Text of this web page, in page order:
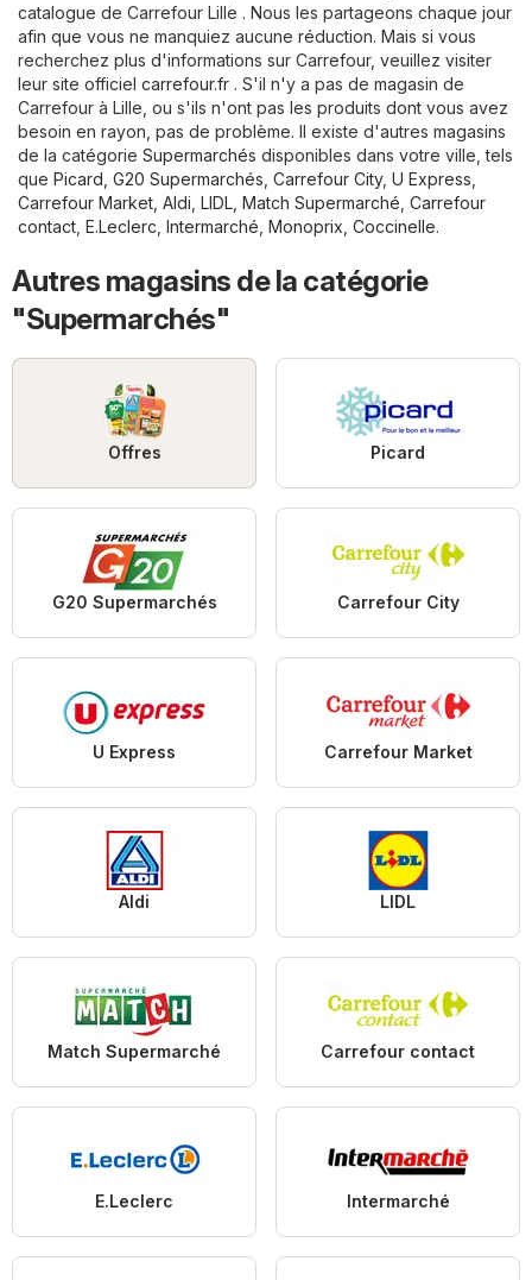
catalogue de Carrefour Lille . Nous les partageons chaque jour
afin que vous ne manquiez aucune réduction. Mais si vous
recherchez plus d'informations sur Carrefour, veuillez visiter
leur site officiel carrefour.fr . S'il n'y a pas de magasin de
Carrefour à Lille, ou s'ils n'ont pas les produits dont vous avez
besoin en rayon, pas de problème. Il existe d'autres magasins
de la catégorie Supermarchés disponibles dans votre ville, tels
que Picard G20 Supermarchés Carrefour City, U Express
Carrefour Market Aldi LIDL Match Supermarché Carrefour
contact E.Leclerc Intermarché Monoprix Coccinelle.
Autres magasins de la catégorie
"Supermarchés"
Offres Picard
G20 Supermarchés Carrefour City
U Express Carrefour Market
Aldi LIDL
Match Supermarché Carrefour contact
E.Leclerc Intermarché